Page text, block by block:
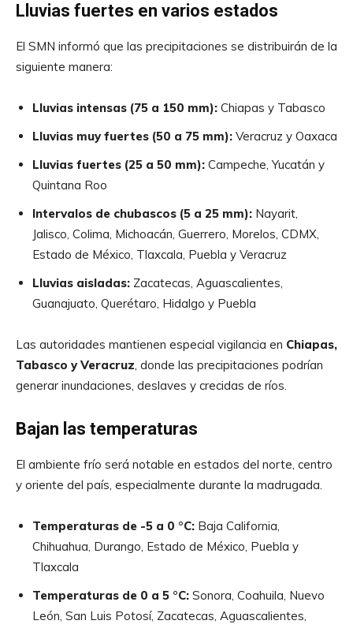
Lluvias fuertes en varios estados
El SMN informó que las precipitaciones se distribuirán de la
siguiente manera:
Lluvias intensas (75 a 150 mm): Chiapas y Tabasco
Lluvias muy fuertes (50 a 75 mm): Veracruz y Oaxaca
Lluvias fuertes (25 a 50 mm): Campeche, Yucatán y
Quintana Roo
Intervalos de chubascos (5 a 25 mm): Nayarit,
Jalisco, Colima, Michoacán, Guerrero, Morelos, CDMX,
Estado de México, Tlaxcala, Puebla y Veracruz
Lluvias aisladas: Zacatecas, Aguascalientes,
Guanajuato, Querétaro, Hidalgo y Puebla
Las autoridades mantienen especial vigilancia en Chiapas,
Tabasco y Veracruz, donde las precipitaciones podrían
generar inundaciones, deslaves y crecidas de ríos.
Bajan las temperaturas
El ambiente frío será notable en estados del norte, centro
y oriente del país, especialmente durante la madrugada.
Temperaturas de -5 a 0 °C: Baja California,
Chihuahua, Durango, Estado de México, Puebla y
Tlaxcala
Temperaturas de 0 a 5 °C: Sonora, Coahuila, Nuevo
León, San Luis Potosí, Zacatecas, Aguascalientes,